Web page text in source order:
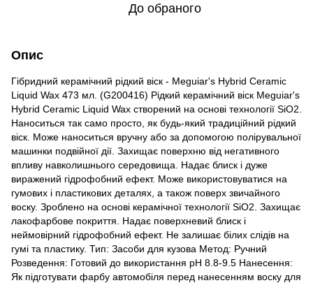
До обраного
Опис
Гібридний керамічний рідкий віск - Meguiar's Hybrid Ceramic
Liquid Wax 473 мл. (G200416) Рідкий керамічний віск Meguiar's
Hybrid Ceramic Liquid Wax створений на основі технології SiO2.
Наноситься так само просто, як будь-який традиційний рідкий
віск. Може наноситься вручну або за допомогою полірувальної
машинки подвійної дії. Захищає поверхню від негативного
впливу навколишнього середовища. Надає блиск і дуже
виражений гідрофобний ефект. Може використовуватися на
гумових і пластикових деталях, а також поверх звичайного
воску. Зроблено на основі керамічної технології SiO2. Захищає
лакофарбове покриття. Надає поверхневий блиск і
неймовірний гідрофобний ефект. Не залишає білих слідів на
гумі та пластику. Тип: Засоби для кузова Метод: Ручний
Розведення: Готовий до використання pH 8.8-9.5 Нанесення:
Як підготувати фарбу автомобіля перед нанесенням воску для